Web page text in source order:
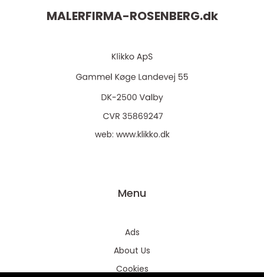
MALERFIRMA-ROSENBERG.dk
web: www.klikko.dk
Menu
Ads
About Us
Cookies